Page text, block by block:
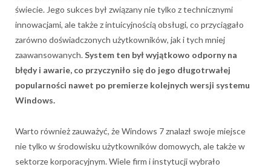
świecie. Jego sukces był związany nie tylko z technicznymi
innowacjami, ale także z intuicyjnością obsługi, co przyciągało
zarówno doświadczonych użytkowników, jak i tych mniej
zaawansowanych.System ten był wyjątkowo odporny na
błędy i awarie, co przyczyniło się do jego długotrwałej
popularności nawet po premierze kolejnych wersji systemu
Windows.
Warto również zauważyć, że Windows 7 znalazł swoje miejsce
nie tylko w środowisku użytkowników domowych, ale także w
sektorze korporacyjnym. Wiele firm i instytucji wybrało